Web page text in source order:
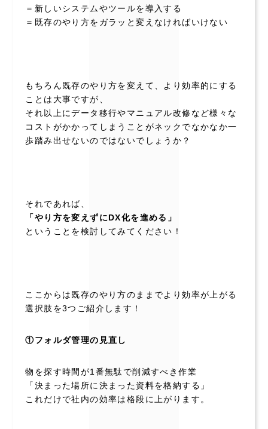
＝新しいシステムやツールを導入する
＝既存のやり方をガラッと変えなければいけない
もちろん既存のやり方を変えて、より効率的にする
ことは大事ですが、
それ以上にデータ移行やマニュアル改修など様々な
コストがかかってしまうことがネックでなかなか一
歩踏み出せないのではないでしょうか？
それであれば、
「やり方を変えずにDX化を進める」
ということを検討してみてください！
ここからは既存のやり方のままでより効率が上がる
選択肢を3つご紹介します！
①フォルダ管理の見直し
物を探す時間が1番無駄で削減すべき作業
「決まった場所に決まった資料を格納する」
これだけで社内の効率は格段に上がります。